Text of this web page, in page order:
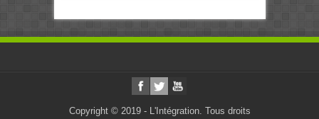
Copyright © 2019 - L'Intégration. Tous droits